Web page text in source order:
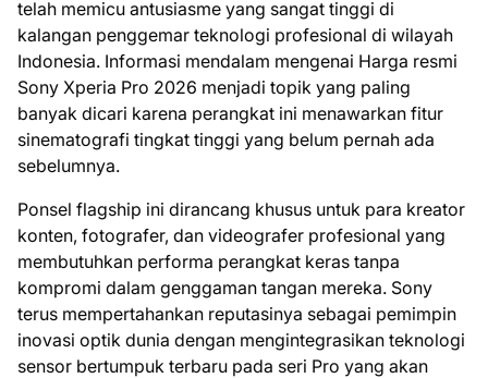
telah memicu antusiasme yang sangat tinggi di
kalangan penggemar teknologi profesional di wilayah
Indonesia. Informasi mendalam mengenai Harga resmi
Sony Xperia Pro 2026 menjadi topik yang paling
banyak dicari karena perangkat ini menawarkan fitur
sinematografi tingkat tinggi yang belum pernah ada
sebelumnya.
Ponsel flagship ini dirancang khusus untuk para kreator
konten, fotografer, dan videografer profesional yang
membutuhkan performa perangkat keras tanpa
kompromi dalam genggaman tangan mereka. Sony
terus mempertahankan reputasinya sebagai pemimpin
inovasi optik dunia dengan mengintegrasikan teknologi
sensor bertumpuk terbaru pada seri Pro yang akan